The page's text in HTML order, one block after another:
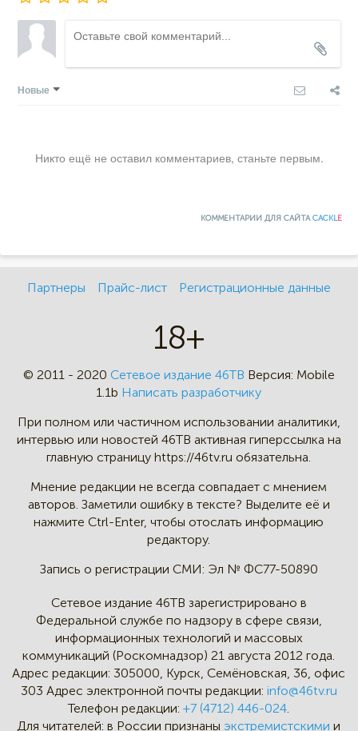
Новые
Никто ещё не оставил комментариев, станьте первым.
КОММЕНТАРИИ ДЛЯ САЙТАCACKLE
Партнеры Прайс-лист Регистрационные данные
18+
© 2011 - 2020 Сетевое издание 46ТВ Версия: Mobile
1.1b Написать разработчику
При полном или частичном использовании аналитики,
интервью или новостей 46TB активная гиперссылка на
главную страницу https://46tv.ru обязательна.
Мнение редакции не всегда совпадает с мнением
авторов. Заметили ошибку в тексте? Выделите её и
нажмите Ctrl-Enter, чтобы отослать информацию
редактору.
Запись о регистрации СМИ: Эл № ФС77-50890
Сетевое издание 46ТВ зарегистрировано в
Федеральной службе по надзору в сфере связи,
информационных технологий и массовых
коммуникаций (Роскомнадзор) 21 августа 2012 года.
Адрес редакции: 305000, Курск, Семёновская, 36, офис
303 Адрес электронной почты редакции: info@46tv.ru
Телефон редакции: +7 (4712) 446-024
Для читателей: в России признаныэкстремистскими и